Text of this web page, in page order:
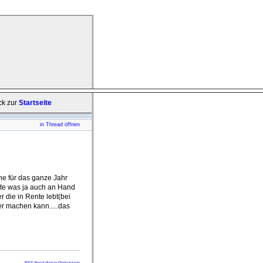
zur Startseite
in Thread öffnen
für das ganze Jahr
was ja auch an Hand
die in Rente lebt(bei
machen kann.....das